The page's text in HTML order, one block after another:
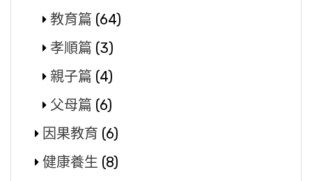
教育篇 (64)
孝順篇 (3)
親子篇 (4)
父母篇 (6)
因果教育 (6)
健康養生 (8)